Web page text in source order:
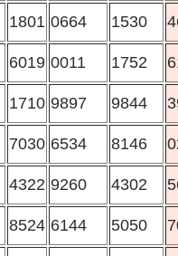
1801 0664 1530
6019 0011 1752
1710 9897 9844
7030 6534 8146
4322 9260 4302
8524 6144 5050